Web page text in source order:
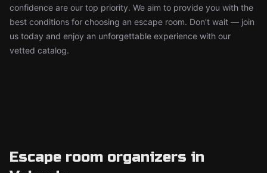
confidence are our top priority. We aim to provide you with the
best conditions for choosing an escape room. Don't wait — join
us today and enjoy an unforgettable experience with our
vetted catalog.
Escape room organizers in